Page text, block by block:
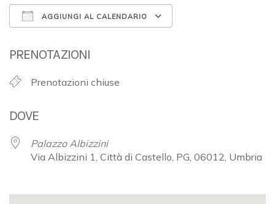
AGGIUNGI AL CALENDARIO
PRENOTAZIONI
Prenotazioni chiuse
DOVE
Palazzo Albizzini
Via Albizzini 1, Città di Castello, PG, 06012, Umbria